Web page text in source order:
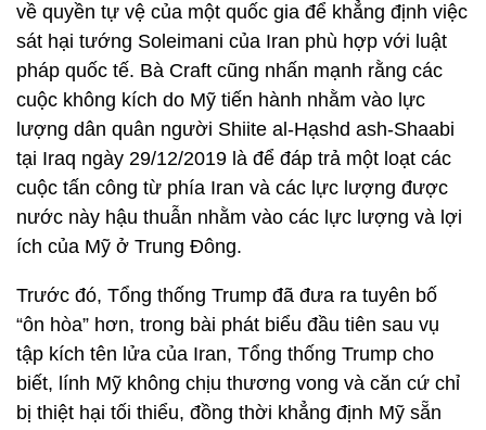
về quyền tự vệ của một quốc gia để khẳng định việc
sát hại tướng Soleimani của Iran phù hợp với luật
pháp quốc tế. Bà Craft cũng nhấn mạnh rằng các
cuộc không kích do Mỹ tiến hành nhằm vào lực
lượng dân quân người Shiite al-Hạshd ash-Shaabi
tại Iraq ngày 29/12/2019 là để đáp trả một loạt các
cuộc tấn công từ phía Iran và các lực lượng được
nước này hậu thuẫn nhằm vào các lực lượng và lợi
ích của Mỹ ở Trung Đông.
Trước đó, Tổng thống Trump đã đưa ra tuyên bố
“ôn hòa” hơn, trong bài phát biểu đầu tiên sau vụ
tập kích tên lửa của Iran, Tổng thống Trump cho
biết, lính Mỹ không chịu thương vong và căn cứ chỉ
bị thiệt hại tối thiểu, đồng thời khẳng định Mỹ sẵn